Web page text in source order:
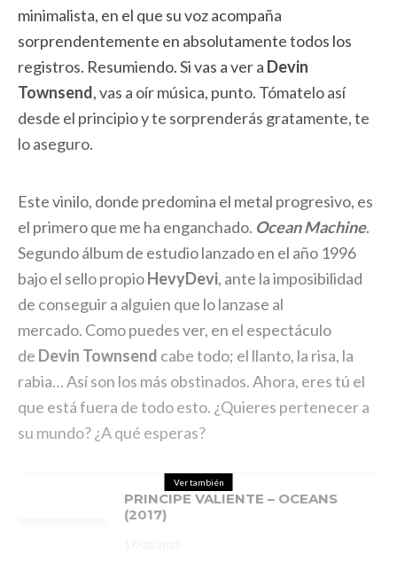
minimalista, en el que su voz acompaña
sorprendentemente en absolutamente todos los
registros. Resumiendo. Si vas a ver a Devin
Townsend, vas a oír música, punto. Tómatelo así
desde el principio y te sorprenderás gratamente, te
lo aseguro.
Este vinilo, donde predomina el metal progresivo, es
el primero que me ha enganchado. Ocean Machine.
Segundo álbum de estudio lanzado en el año 1996
bajo el sello propioHevyDevi, ante la imposibilidad
de conseguir a alguien que lo lanzase al
mercado. Como puedes ver, en el espectáculo
de Devin Townsend cabe todo; el llanto, la risa, la
rabia… Así son los más obstinados. Ahora, eres tú el
que está fuera de todo esto. ¿Quieres pertenecer a
su mundo? ¿A qué esperas?
Ver también
PRINCIPE VALIENTE – OCEANS
(2017)